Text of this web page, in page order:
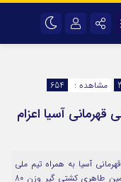
مشاهده : 654
آسیا اعزام
آسیا به همراه تیم ملی
کشورمان به هندوستان اعزام شد. به گزارش ایزنا، رامین طاهری کشتی گیر وزن 80